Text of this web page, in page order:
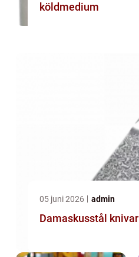
köldmedium
05 juni 2026 admin
Damaskusstål knivar